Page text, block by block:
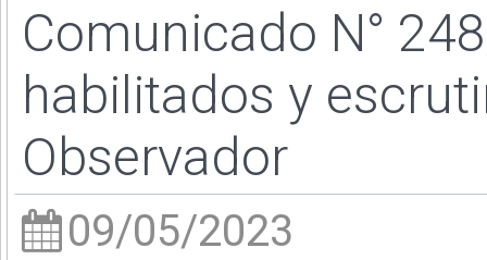
Comunicado N°
habilitados y
Observador
09/05/2023